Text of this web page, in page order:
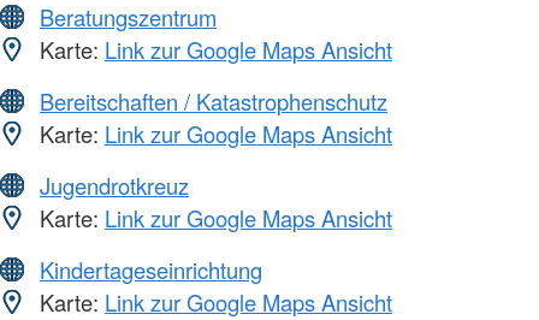
Beratungszentrum
Karte: Link zur Google Maps Ansicht
Bereitschaften / Katastrophenschutz
Karte: Link zur Google Maps Ansicht
Jugendrotkreuz
Karte: Link zur Google Maps Ansicht
Kindertageseinrichtung
Karte: Link zur Google Maps Ansicht